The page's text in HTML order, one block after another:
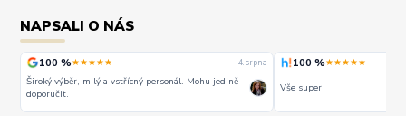
NAPSALI O NÁS
100 %★★★★★ 4. srpna
Široký výběr, milý a vstřícný personál. Mohu jedině
doporučit.
100 %★★★★★
Vše super